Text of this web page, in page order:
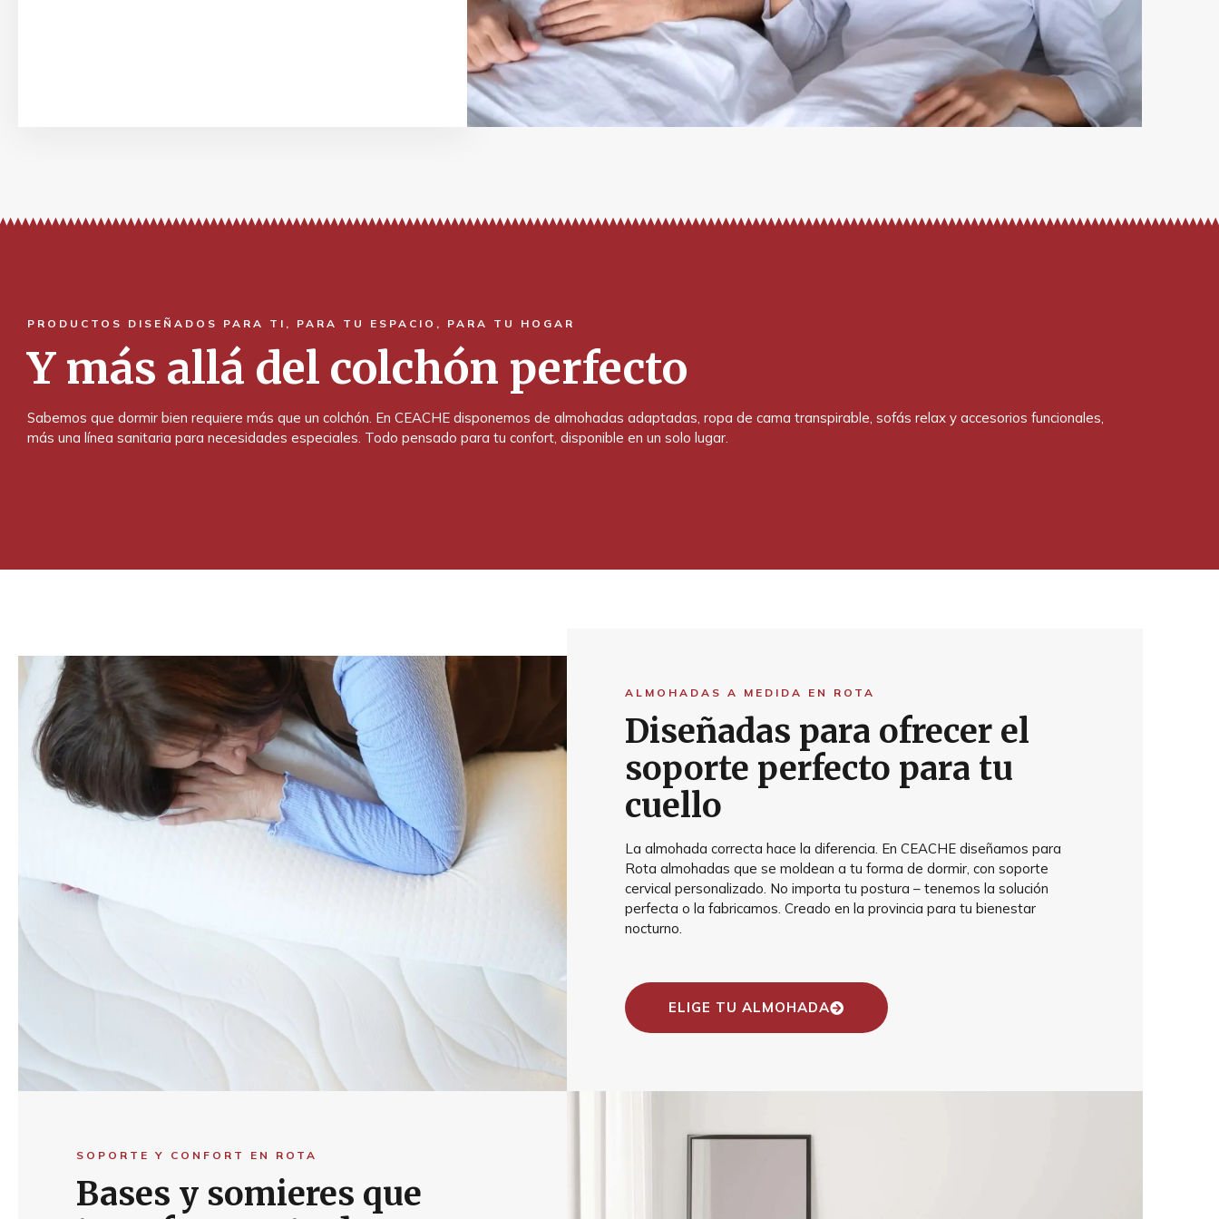
PRODUCTOS DISEÑADOS PARA TI, PARA TU ESPACIO, PARA TU HOGAR
Y más allá del colchón perfecto
Sabemos que dormir bien requiere más que un colchón. En CEACHE disponemos de almohadas adaptadas, ropa de cama transpirable, sofás relax y accesorios funcionales,
más una línea sanitaria para necesidades especiales. Todo pensado para tu confort, disponible en un solo lugar.
ALMOHADAS A MEDIDA EN ROTA
Diseñadas para ofrecer el
soporte perfecto para tu
cuello
La almohada correcta hace la diferencia. En CEACHE diseñamos para
Rota almohadas que se moldean a tu forma de dormir, con soporte
cervical personalizado. No importa tu postura – tenemos la solución
perfecta o la fabricamos. Creado en la provincia para tu bienestar
nocturno.
ELIGE TU ALMOHADA
SOPORTE Y CONFORT EN ROTA
Bases y somieres que